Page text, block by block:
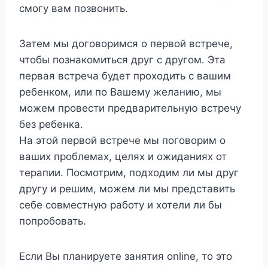
смогу вам позвонить.
Затем мы договоримся о первой встрече,
чтобы познакомиться друг с другом. Эта
первая встреча будет проходить с вашим
ребенком, или по Вашему желанию, мы
можем провести предварительную встречу
без ребенка.
На этой первой встрече мы поговорим о
ваших проблемах, целях и ожиданиях от
терапии. Посмотрим, подходим ли мы друг
другу и решим, можем ли мы представить
себе совместную работу и хотели ли бы
попробовать.
Если Вы планируете занятия online, то это